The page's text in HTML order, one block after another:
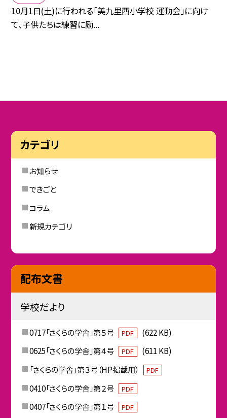
10月1日(土)に行われる「美九里西小学校 運動会」に向け
て、子供たちは練習に励...
カテゴリ
お知らせ
できごと
コラム
新規カテゴリ
配布文書
学校だより
0717「さくらの学舎」第５号 PDF
(622 KB)
0625「さくらの学舎」第４号
PDF
(611 KB)
「さくらの学舎」第３号（HP掲載用）
PDF
0410「さくらの学舎」第２号 PDF
0407「さくらの学舎」第１号 PDF